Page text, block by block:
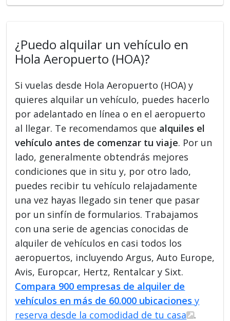
¿Puedo alquilar un vehículo en
Hola Aeropuerto (HOA)?
Si vuelas desde Hola Aeropuerto (HOA) y
quieres alquilar un vehículo, puedes hacerlo
por adelantado en línea o en el aeropuerto
al llegar. Te recomendamos que alquiles el
vehículo antes de comenzar tu viaje. Por un
lado, generalmente obtendrás mejores
condiciones que in situ y, por otro lado,
puedes recibir tu vehículo relajadamente
una vez hayas llegado sin tener que pasar
por un sinfín de formularios. Trabajamos
con una serie de agencias conocidas de
alquiler de vehículos en casi todos los
aeropuertos, incluyendo Argus, Auto Europe,
Avis, Europcar, Hertz, Rentalcar y Sixt.
Compara 900 empresas de alquiler de
vehículos en más de 60.000 ubicaciones y
reserva desde la comodidad de tu casa
.